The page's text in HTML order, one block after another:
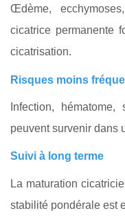
Œdème,
cicatrice permanente
cicatrisation.
Risques moins
Infection,
peuvent survenir dans
Suivi à long terme
La maturation
stabilité pondérale est